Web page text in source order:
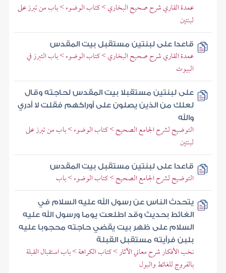
عمدة القاري شرح صحيح البخاري > كتاب الوضوء > باب من تبرز على
لبنتين
قاعدا على لبنتين مستقبل بيت المقدس
عمدة القاري شرح صحيح البخاري > كتاب الوضوء > باب التبرز في
البيوت
على لبنتين مستقبلا بيت المقدس لحاجته وقال
لعلك من الذين يصلون على أوراكهم فقلت لا أدري
والله
التوضيح لشرح الجامع الصحيح > كتاب الوضوء > باب من تبرز على
لبنتين
قاعدا على لبنتين مستقبل بيت المقدس
التوضيح لشرح الجامع الصحيح > كتاب الوضوء > باب
يتحدث الناس عن رسول الله عليه السلام في
الغائط بحديث وقد اطلعت يوما ورسول الله عليه
السلام على ظهر بيت يقضي حاجته محجوبا عليه
بلبن فرأيته مستقبل القبلة
نخب الأفكار شرح معاني الآثار > كتاب الكراهة > باب استقبال القبلة
بالفروج للغائط والبول